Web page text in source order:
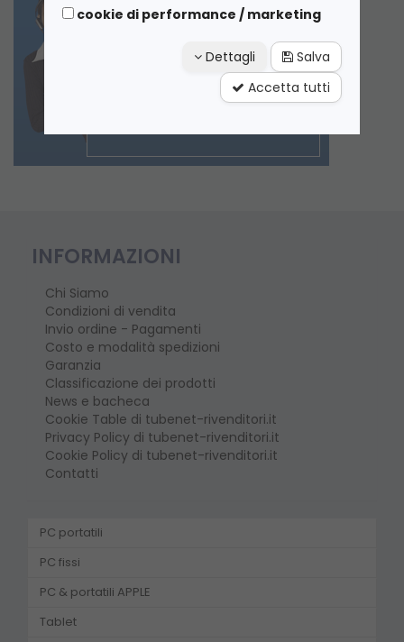
INFORMAZIONI
Chi Siamo
Condizioni di vendita
Invio ordine - Pagamenti
Costo e modalità spedizioni
Garanzia
Classificazione dei prodotti
News e bacheca
Cookie Table di tubenet-rivenditori.it
Privacy Policy di tubenet-rivenditori.it
Cookie Policy di tubenet-rivenditori.it
Contatti
PC portatili
PC fissi
PC & portatili APPLE
Tablet
cookie di performance / marketing
Dettagli
Salva
Accetta tutti